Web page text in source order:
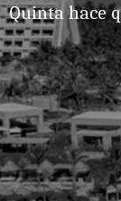
Quinta hace